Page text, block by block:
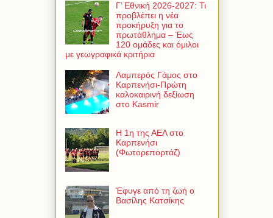
Γ’ Εθνική 2026-2027: Τι
προβλέπει η νέα
προκήρυξη για το
πρωτάθλημα – Έως
120 ομάδες και όμιλοι
με γεωγραφικά κριτήρια
Λαμπερός Γάμος στο
Καρπενήσι-Πρώτη
καλοκαιρινή δεξίωση
στο Kasmir
Η 1η της ΑΕΛ στο
Καρπενήσι
(Φωτορεπορτάζ)
Έφυγε από τη ζωή ο
Βασίλης Κατσίκης